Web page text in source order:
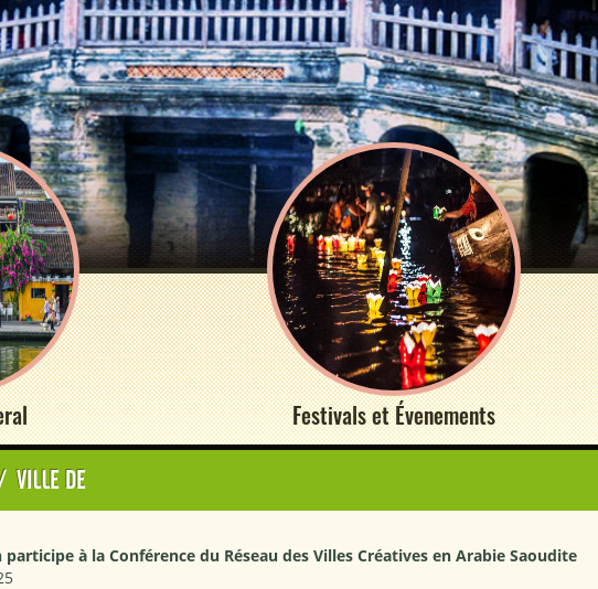
Festivals et Évenements
/ VILLE DE
à la Conférence du Réseau des Villes Créatives en Arabie Saoudite